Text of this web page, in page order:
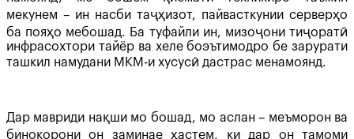
мекунем – ин насби таҷҳизот, пайвасткунии серверҳо
ба пояҳо мебошад. Ба туфайли ин, мизоҷони тиҷоратӣ
инфрасохтори тайёр ва хеле боэътимодро бе зарурати
ташкил намудани МКМ-и хусусӣ дастрас менамоянд.
Дар мавриди нақши мо бошад, мо аслан – меъморон ва
бинокорони он заминае ҳастем, ки дар он тамоми